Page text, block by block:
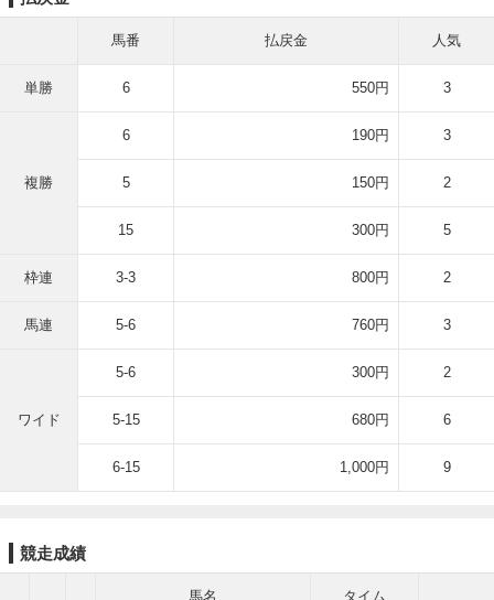
馬番 払戻金 人気
単勝 6 550円 3
複勝
6 190円 3
5 150円 2
15 300円 5
枠連 3-3 800円 2
馬連 5-6 760円 3
ワイド
5-6 300円 2
5-15 680円 6
6-15 1,000円 9
競走成績
馬名
タイム